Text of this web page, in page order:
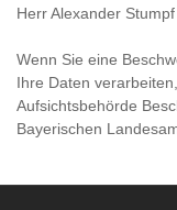
Herr Alexander Stumpf
Wenn Sie eine
Ihre Daten
Aufsichtsbehörde
Bayerischen